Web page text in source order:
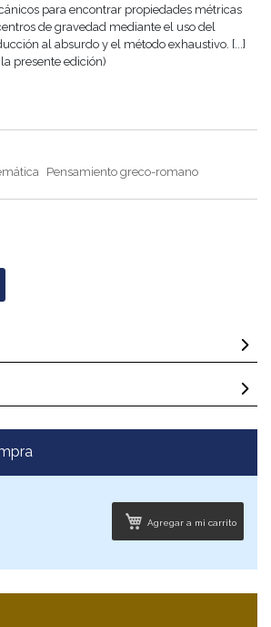
para encontrar propiedades métricas
de gravedad mediante el uso del
al absurdo y el método exhaustivo. [...]
presente edición)
Pensamiento greco-romano
Agregar a mi carrito